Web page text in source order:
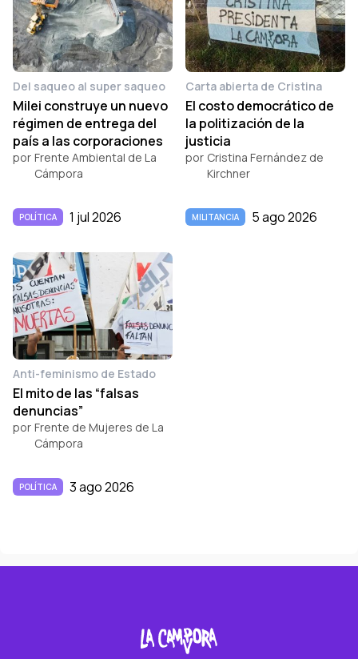
Del saqueo al super saqueo
Milei construye un nuevo
régimen de entrega del
país a las corporaciones
por Frente Ambiental de La
Cámpora
POLÍTICA 1 jul 2026
Carta abierta de Cristina
El costo democrático de
la politización de la
justicia
por Cristina Fernández de
Kirchner
MILITANCIA 5 ago 2026
Anti-feminismo de Estado
El mito de las “falsas
denuncias”
por Frente de Mujeres de La
Cámpora
POLÍTICA 3 ago 2026